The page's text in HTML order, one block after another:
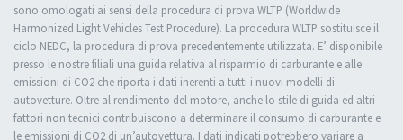
sono omologati ai sensi della procedura di prova WLTP (Worldwide
Harmonized Light Vehicles Test Procedure). La procedura WLTP sostituisce il
ciclo NEDC, la procedura di prova precedentemente utilizzata. E’ disponibile
presso le nostre filiali una guida relativa al risparmio di carburante e alle
emissioni di CO2 che riporta i dati inerenti a tutti i nuovi modelli di
autovetture. Oltre al rendimento del motore, anche lo stile di guida ed altri
fattori non tecnici contribuiscono a determinare il consumo di carburante e
le emissioni di CO2 di un’autovettura. I dati indicati potrebbero variare a